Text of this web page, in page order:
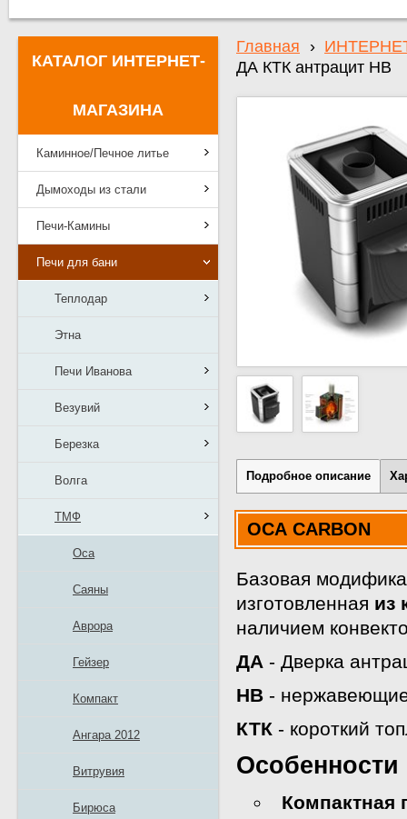
КАТАЛОГ ИНТЕРНЕТ-
МАГАЗИНА
Каминное/Печное литье
Дымоходы из стали
Печи-Камины
Печи для бани
Теплодар
Этна
Печи Иванова
Везувий
Березка
Волга
ТМФ
Оса
Саяны
Аврора
Гейзер
Компакт
Ангара 2012
Витрувия
Бирюса
Главная ›
ДА КТК антрацит НВ
Подробное описание
ОСА CARBON
Базовая
изготовленная из
наличием
ДА - Дверка
НВ -
КТК - короткий
Компактная